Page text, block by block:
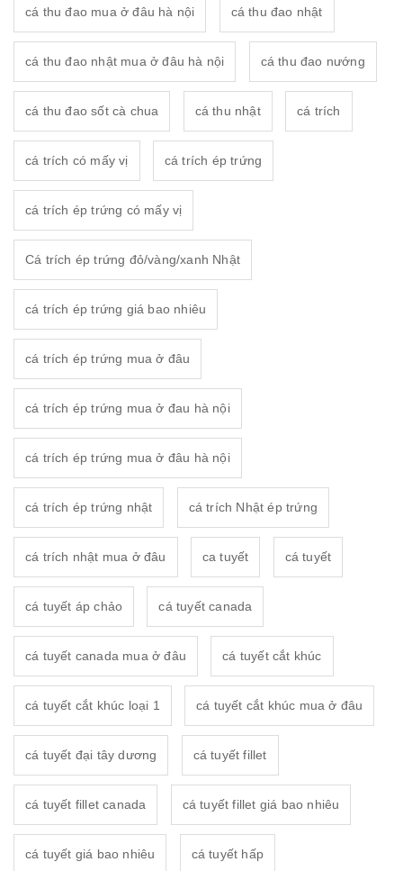
cá thu đao mua ở đâu hà nội cá thu đao nhật
cá thu đao nhật mua ở đâu hà nội cá thu đao nướng
cá thu đao sốt cà chua cá thu nhật cá trích
cá trích có mấy vị cá trích ép trứng
cá trích ép trứng có mấy vị
Cá trích ép trứng đỏ/vàng/xanh Nhật
cá trích ép trứng giá bao nhiêu
cá trích ép trứng mua ở đâu
cá trích ép trứng mua ở đau hà nội
cá trích ép trứng mua ở đâu hà nội
cá trích ép trứng nhật cá trích Nhật ép trứng
cá trích nhật mua ở đâu ca tuyết cá tuyết
cá tuyết áp chảo cá tuyết canada
cá tuyết canada mua ở đâu cá tuyết cắt khúc
cá tuyết cắt khúc loại 1 cá tuyết cắt khúc mua ở đâu
cá tuyết đại tây dương cá tuyết fillet
cá tuyết fillet canada cá tuyết fillet giá bao nhiêu
cá tuyết giá bao nhiêu cá tuyết hấp